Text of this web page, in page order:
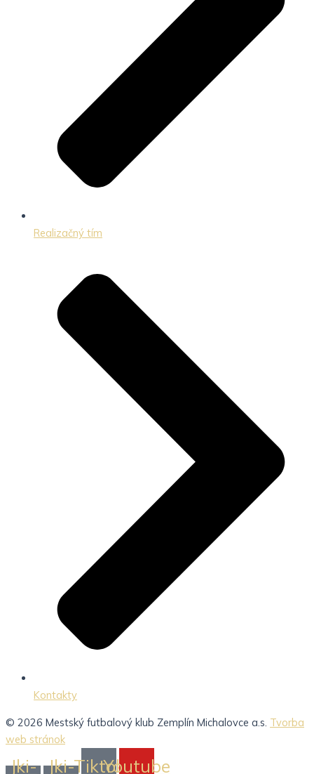
Realizačný tím
Kontakty
© 2026 Mestský futbalový klub Zemplín Michalovce a.s. Tvorba
web stránok
Jki- Jki-TiktokYoutube